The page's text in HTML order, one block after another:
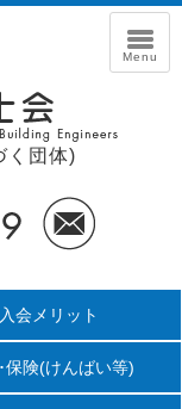
く団体)
入会メリット
保険(けんばい等)